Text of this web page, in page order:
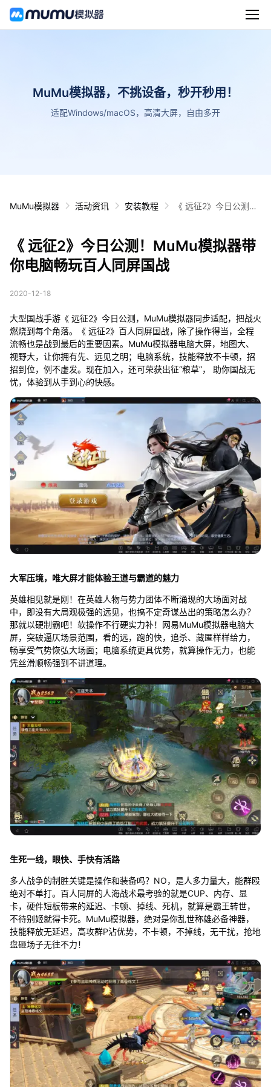
MuMu模拟器，不挑设备，秒开秒用！
适配Windows/macOS，高清大屏，自由多开
MuMu模拟器 活动资讯 安装教程
《 远征2》今日公测！
《 远征2》今日公测！MuMu模拟器带
你电脑畅玩百人同屏国战
2020-12-18
大型国战手游《 远征2》今日公测，MuMu模拟器同步适配，把战火
燃烧到每个角落。《 远征2》百人同屏国战，除了操作得当，全程
流畅也是战到最后的重要因素。MuMu模拟器电脑大屏，地图大、
视野大，让你拥有先、远见之明；电脑系统，技能释放不卡顿，招
招到位，例不虚发。现在加入，还可荣获出征“粮草”， 助你国战无
忧，体验到从手到心的快感。
大军压境，唯大屏才能体验王道与霸道的魅力
英雄相见就是刚！在英雄人物与势力团体不断涌现的大场面对战
中，即没有大局观极强的远见，也搞不定奇谋丛出的策略怎么办？
那就以硬制霸吧！软操作不行硬实力补！网易MuMu模拟器电脑大
屏，突破逼仄场景范围，看的远，跑的快，追杀、藏匿样样给力，
畅享受气势恢弘大场面；电脑系统更具优势，就算操作无力，也能
凭丝滑顺畅强到不讲道理。
生死一线，眼快、手快有活路
多人战争的制胜关键是操作和装备吗？NO，是人多力量大，能群殴
绝对不单打。百人同屏的人海战术最考验的就是CUP、内存、显
卡，硬件短板带来的延迟、卡顿、掉线、死机，就算是霸王转世，
不待别姬就得卡死。MuMu模拟器，绝对是你乱世称雄必备神器，
技能释放无延迟，高攻群P沾优势，不卡顿，不掉线，无干扰，抢地
盘砸场子无往不力！